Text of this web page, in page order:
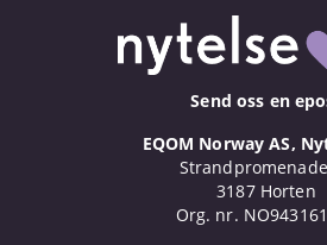
Send oss en
EQOM Norway AS,
3187 Horten
Org. nr.